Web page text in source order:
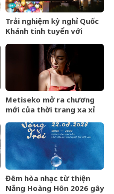
Trải nghiệm kỳ nghỉ Quốc
Khánh tinh tuyển với
Metiseko mở ra chương
mới của thời trang xa xỉ
Đêm hòa nhạc từ thiện
Nắng Hoàng Hôn 2026 gây